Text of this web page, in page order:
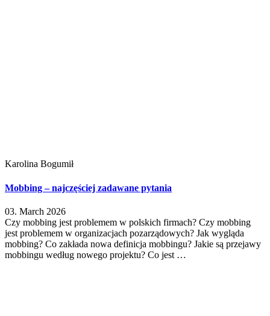
Karolina Bogumił
Mobbing – najczęściej zadawane pytania
03. March 2026
Czy mobbing jest problemem w polskich firmach? Czy mobbing
jest problemem w organizacjach pozarządowych? Jak wygląda
mobbing? Co zakłada nowa definicja mobbingu? Jakie są przejawy
mobbingu według nowego projektu? Co jest …